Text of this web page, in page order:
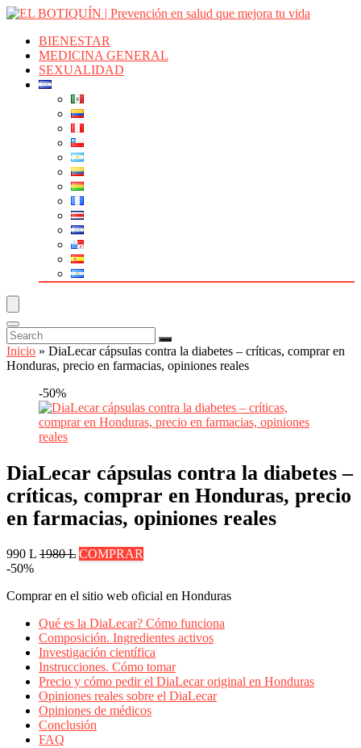
BIENESTAR
MEDICINA GENERAL
SEXUALIDAD
Inicio » DiaLecar cápsulas contra la diabetes – críticas, comprar en
Honduras, precio en farmacias, opiniones reales
-50%
DiaLecar cápsulas contra la diabetes –
críticas, comprar en Honduras, precio
en farmacias, opiniones reales
990 L 1980 L COMPRAR
-50%
Comprar en el sitio web oficial en Honduras
Qué es la DiaLecar? Cómo funciona
Composición. Ingredientes activos
Investigación científica
Instrucciones. Cómo tomar
Precio y cómo pedir el DiaLecar original en Honduras
Opiniones reales sobre el DiaLecar
Opiniones de médicos
Conclusión
FAQ